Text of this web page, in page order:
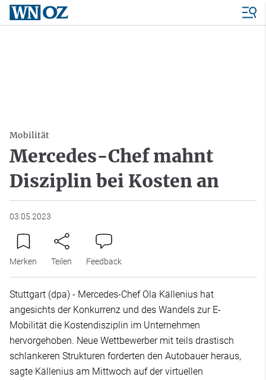
Mobilität
Mercedes-Chef mahnt
Disziplin bei Kosten an
03.05.2023
Merken Teilen Feedback
Stuttgart (dpa) - Mercedes-Chef Ola Källenius hat
angesichts der Konkurrenz und des Wandels zur E-
Mobilität die Kostendisziplin im Unternehmen
hervorgehoben. Neue Wettbewerber mit teils drastisch
schlankeren Strukturen forderten den Autobauer heraus,
sagte Källenius am Mittwoch auf der virtuellen